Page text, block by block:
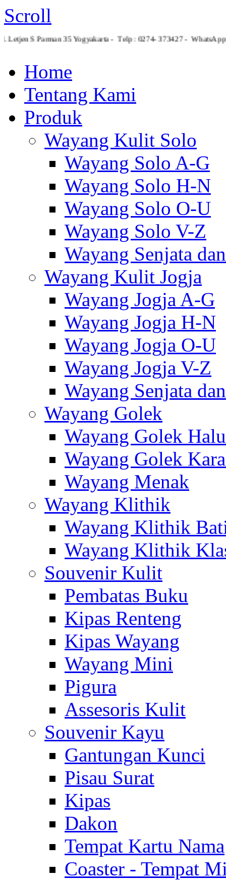
Scroll
Jl. Letjen S Parman 35 Yogyakarta - Telp : 0274- 373427 -
Home
Tentang Kami
Produk
Wayang Kulit Solo
Wayang Solo A-G
Wayang Solo H-N
Wayang Solo O-U
Wayang Solo V-Z
Wayang Senjata
Wayang Kulit Jogja
Wayang Jogja A-G
Wayang Jogja H-N
Wayang Jogja O-U
Wayang Jogja V-Z
Wayang Senjata
Wayang Golek
Wayang Golek
Wayang Golek
Wayang Menak
Wayang Klithik
Wayang Klithik
Wayang Klithik
Souvenir Kulit
Pembatas Buku
Kipas Renteng
Kipas Wayang
Wayang Mini
Pigura
Assesoris Kulit
Souvenir Kayu
Gantungan Kunci
Pisau Surat
Kipas
Dakon
Tempat Kartu Nama
Coaster - Tempat